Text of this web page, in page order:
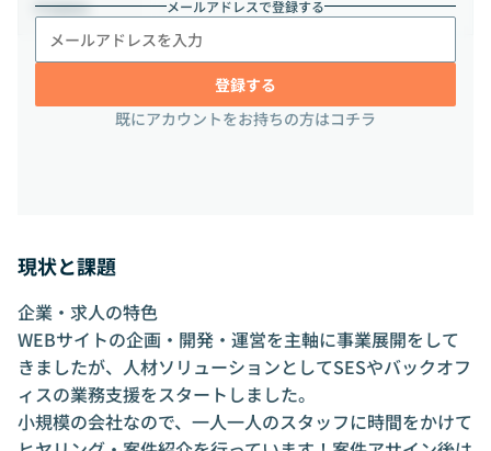
メールアドレスで登録する
登録する
既にアカウントをお持ちの方はコチラ
勤務地 -
現状と課題
企業・求人の特色
WEBサイトの企画・開発・運営を主軸に事業展開をして
きましたが、人材ソリューションとしてSESやバックオフ
ィスの業務支援をスタートしました。
小規模の会社なので、一人一人のスタッフに時間をかけて